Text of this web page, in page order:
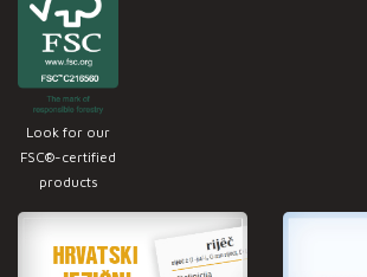
Look for our
FSC®-certified
products